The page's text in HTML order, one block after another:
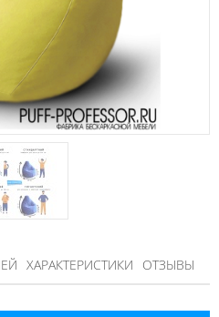
ХАРАКТЕРИСТИКИ ОТЗЫВЫ